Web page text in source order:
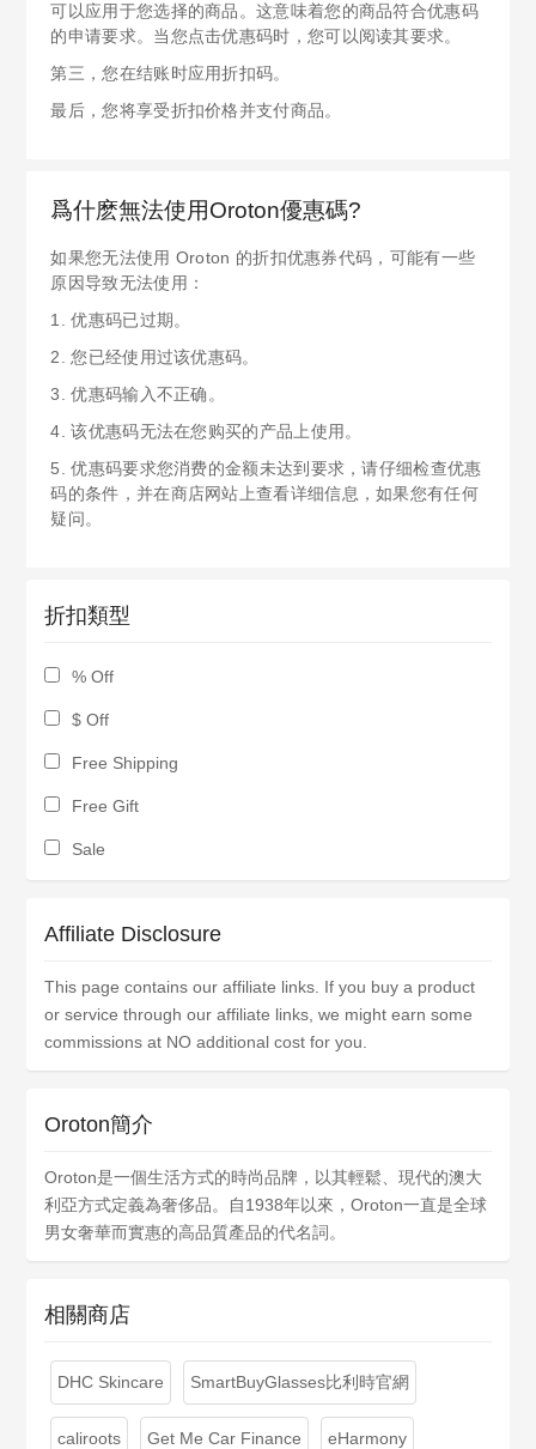
可以应用于您选择的商品。这意味着您的商品符合优惠码
的申请要求。当您点击优惠码时，您可以阅读其要求。
第三，您在结账时应用折扣码。
最后，您将享受折扣价格并支付商品。
爲什麽無法使用Oroton優惠碼?
如果您无法使用 Oroton 的折扣优惠券代码，可能有一些
原因导致无法使用：
1. 优惠码已过期。
2. 您已经使用过该优惠码。
3. 优惠码输入不正确。
4. 该优惠码无法在您购买的产品上使用。
5. 优惠码要求您消费的金额未达到要求，请仔细检查优惠
码的条件，并在商店网站上查看详细信息，如果您有任何
疑问。
折扣類型
% Off
$ Off
Free Shipping
Free Gift
Sale
Affiliate Disclosure
This page contains our affiliate links. If you buy a product
or service through our affiliate links, we might earn some
commissions at NO additional cost for you.
Oroton簡介
Oroton是一個生活方式的時尚品牌，以其輕鬆、現代的澳大
利亞方式定義為奢侈品。自1938年以來，Oroton一直是全球
男女奢華而實惠的高品質產品的代名詞。
相關商店
DHC Skincare SmartBuyGlasses比利時官網
caliroots Get Me Car Finance eHarmony